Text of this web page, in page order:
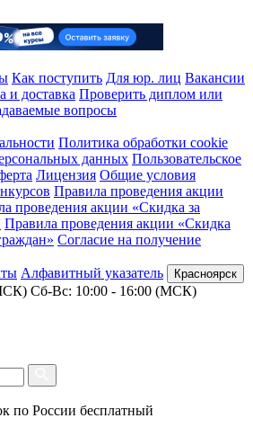
Как поступить Для юр. лиц Вакансии
и доставка Проверить диплом или
вопросы
Политика обработки cookie
данных Пользовательское
Лицензия Общие условия
Правила проведения акции
проведения акции «Скидка за
Правила проведения акции «Скидка
Согласие на получение
Алфавитный указатель Красноярск
Сб-Вс: 10:00 - 16:00 (МСК)
по России бесплатный